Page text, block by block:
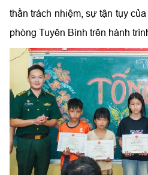
thần trách nhiệm, sự tận tụy
phòng Tuyên Bình trên hành